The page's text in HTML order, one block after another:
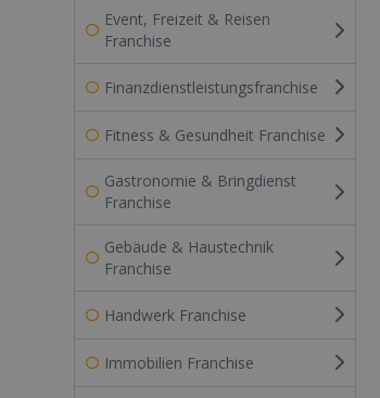
Event, Freizeit & Reisen
Franchise
Finanzdienstleistungsfranchise
Fitness & Gesundheit Franchise
Gastronomie & Bringdienst
Franchise
Gebäude & Haustechnik
Franchise
Handwerk Franchise
Immobilien Franchise